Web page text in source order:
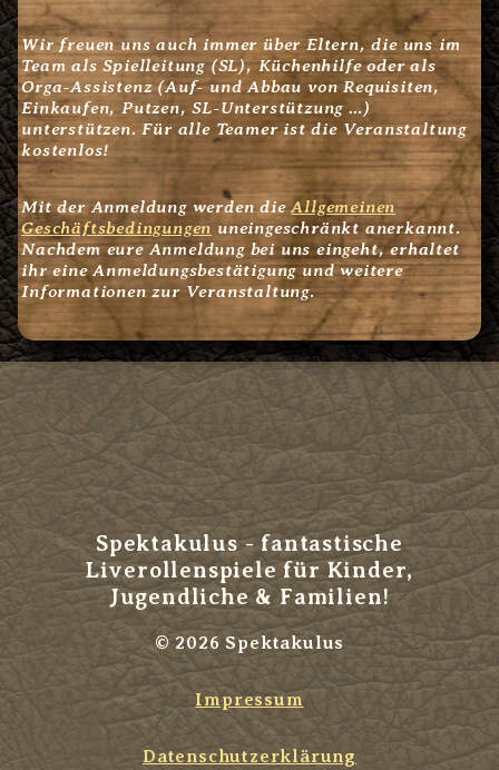
Wir freuen uns auch immer über Eltern, die uns im
Team als Spielleitung (SL), Küchenhilfe oder als
Orga-Assistenz (Auf- und Abbau von Requisiten,
Einkaufen, Putzen, SL-Unterstützung …)
unterstützen. Für alle Teamer ist die Veranstaltung
kostenlos!
Mit der Anmeldung werden dieAllgemeinen
Geschäftsbedingungen uneingeschränkt anerkannt.
Nachdem eure Anmeldung bei uns eingeht, erhaltet
ihr eine Anmeldungsbestätigung und weitere
Informationen zur Veranstaltung.
Spektakulus - fantastische
Liverollenspiele für Kinder,
Jugendliche & Familien!
© 2026 Spektakulus
Impressum
Datenschutzerklärung